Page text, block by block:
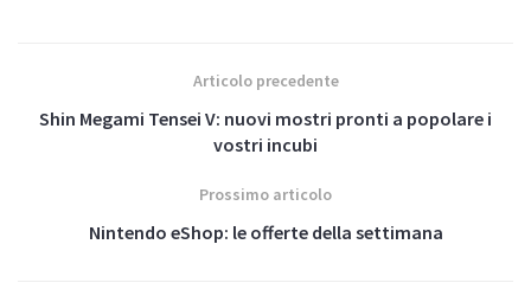
Articolo precedente
Shin Megami Tensei V: nuovi mostri pronti a popolare i
vostri incubi
Prossimo articolo
Nintendo eShop: le offerte della settimana